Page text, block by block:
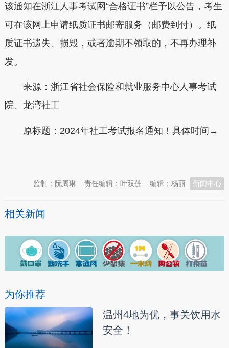
该通知在浙江人事考试网“合格证书”栏予以公告，考生
可在该网上申请纸质证书邮寄服务（邮费到付）。纸
质证书遗失、损毁，或者逾期不领取的，不再办理补
发。
来源：浙江省社会保险和就业服务中心人事考试
院、 龙湾社工
原标题： 2024年社工考试报名通知！具体时间→
新闻中心
编辑：杨丽
责任编辑：叶双莲
监制：阮周琳
相关新闻
为你推荐
温州4地为优，事关饮用水
安全！